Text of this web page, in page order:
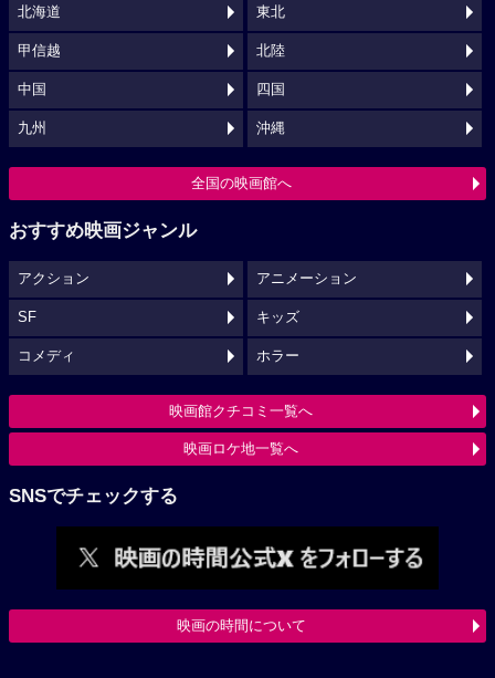
北海道 東北
甲信越 北陸
中国 四国
九州 沖縄
全国の映画館へ
おすすめ映画ジャンル
アクション アニメーション
SF キッズ
コメディ ホラー
映画館クチコミ一覧へ
映画ロケ地一覧へ
SNSでチェックする
映画の時間について